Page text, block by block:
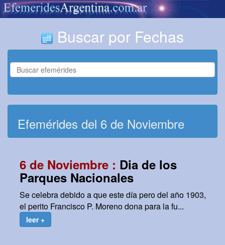
Buscar por Fechas
Efemérides del 6 de Noviembre
6 de Noviembre : Dia de los
Parques Nacionales
Se celebra debido a que este día pero del año 1903,
el perito Francisco P. Moreno dona para la fu...
leer +